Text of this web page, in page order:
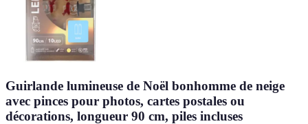
Guirlande lumineuse de Noël bonhomme de neige
avec pinces pour photos, cartes postales ou
décorations, longueur 90 cm, piles incluses